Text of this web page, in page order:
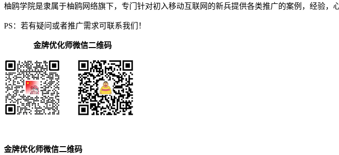
柚鸥学院是隶属于柚鸥网络旗下，专门针对初入移动互联网的新兵提供各类推广的案例，经验，
PS：若有疑问或者推广需求可联系我们！
金牌优化师微信二维码
金牌优化师微信二维码